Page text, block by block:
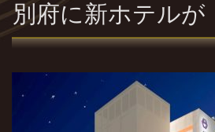
別府に新ホテル